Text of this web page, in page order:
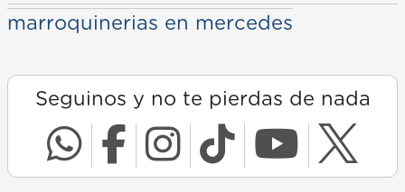
marroquinerias en mercedes
Seguinos y no te pierdas de nada